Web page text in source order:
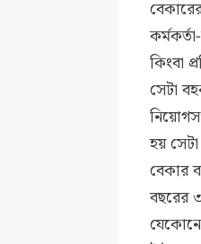
কিংবা
সেটা
হয়
বেকার
বছরের